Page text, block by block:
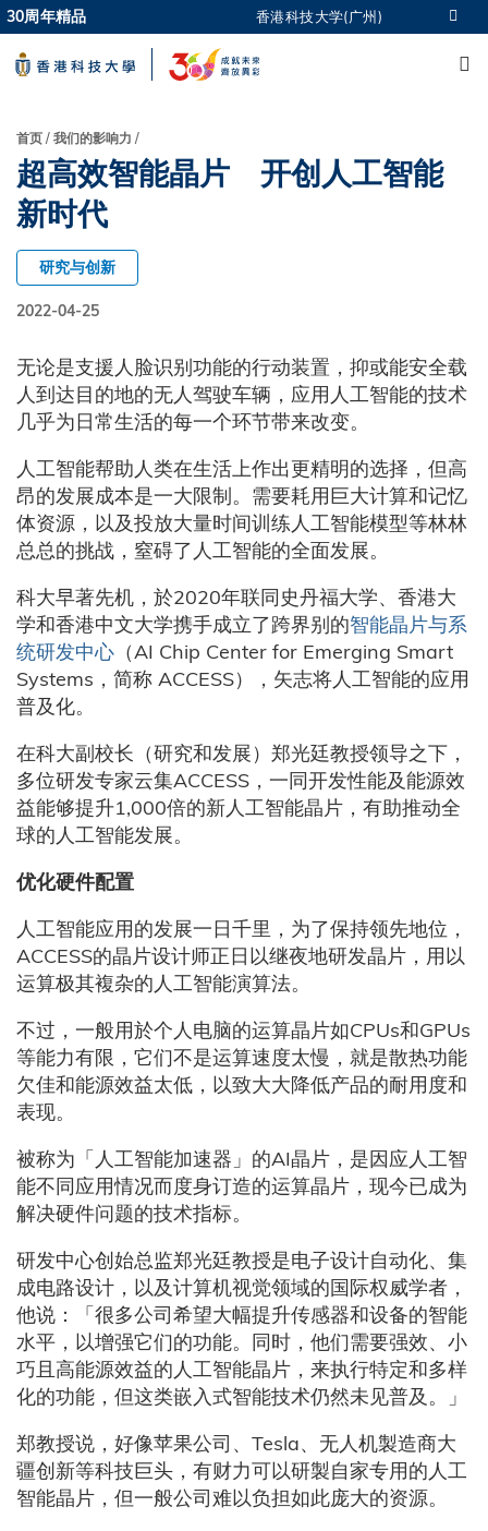
Skip
to
main
更多科大概览
科大新闻
生活@科大
教授简录
30周年精品 香港科技大学(广州)
面
包
屑
首页 我们的影响力
超高效智能晶片 开创人工智能
新时代
研究与创新
2022-04-25
无论是支援人脸识别功能的行动装置，抑或能安全载
人到达目的地的无人驾驶车辆，应用人工智能的技术
几乎为日常生活的每一个环节带来改变。
人工智能帮助人类在生活上作出更精明的选择，但高
昂的发展成本是一大限制。需要耗用巨大计算和记忆
体资源，以及投放大量时间训练人工智能模型等林林
总总的挑战，窒碍了人工智能的全面发展。
科大早著先机，於2020年联同史丹福大学、香港大
学和香港中文大学携手成立了跨界别的智能晶片与系
统研发中心 （AI Chip Center for Emerging Smart
Systems，简称 ACCESS），矢志将人工智能的应用
普及化。
在科大副校长（研究和发展）郑光廷教授领导之下，
多位研发专家云集ACCESS，一同开发性能及能源效
益能够提升1,000倍的新人工智能晶片，有助推动全
球的人工智能发展。
优化硬件配置
人工智能应用的发展一日千里，为了保持领先地位，
ACCESS的晶片设计师正日以继夜地研发晶片，用以
运算极其複杂的人工智能演算法。
不过，一般用於个人电脑的运算晶片如CPUs和GPUs
等能力有限，它们不是运算速度太慢，就是散热功能
欠佳和能源效益太低，以致大大降低产品的耐用度和
表现。
被称为「人工智能加速器」的AI晶片，是因应人工智
能不同应用情况而度身订造的运算晶片，现今已成为
解决硬件问题的技术指标。
研发中心创始总监郑光廷教授是电子设计自动化、集
成电路设计，以及计算机视觉领域的国际权威学者，
他说：「很多公司希望大幅提升传感器和设备的智能
水平，以增强它们的功能。同时，他们需要强效、小
巧且高能源效益的人工智能晶片，来执行特定和多样
化的功能，但这类嵌入式智能技术仍然未见普及。」
郑教授说，好像苹果公司、Tesla、无人机製造商大
疆创新等科技巨头，有财力可以研製自家专用的人工
智能晶片，但一般公司难以负担如此庞大的资源。